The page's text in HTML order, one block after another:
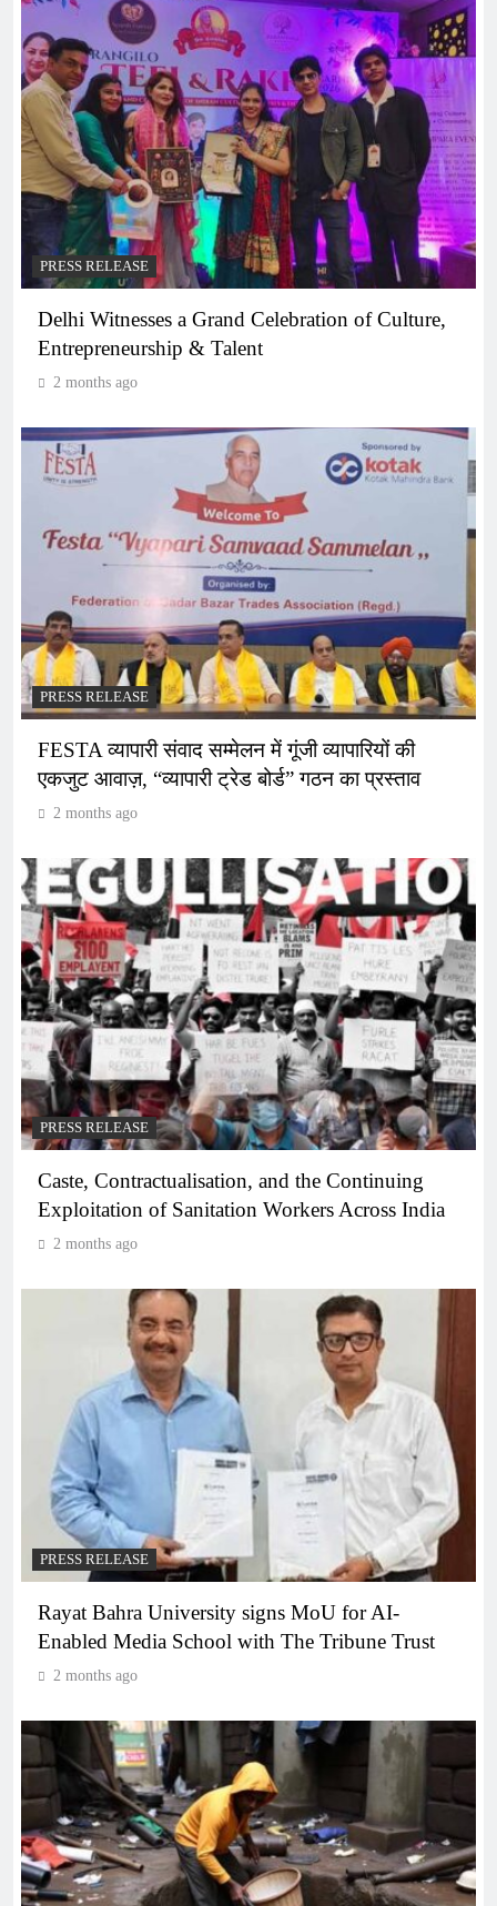
PRESS RELEASE
Delhi Witnesses a Grand Celebration of Culture,
Entrepreneurship & Talent
2 months ago
PRESS RELEASE
FESTA व्यापारी संवाद सम्मेलन में गूंजी व्यापारियों की
एकजुट आवाज़, “व्यापारी ट्रेड बोर्ड” गठन का प्रस्ताव
2 months ago
PRESS RELEASE
Caste, Contractualisation, and the Continuing
Exploitation of Sanitation Workers Across India
2 months ago
PRESS RELEASE
Rayat Bahra University signs MoU for AI-
Enabled Media School with The Tribune Trust
2 months ago